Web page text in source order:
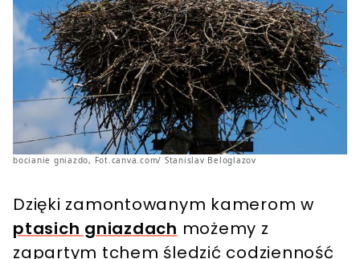
bocianie gniazdo, Fot.canva.com/ Stanislav Beloglazov
Dzięki zamontowanym kamerom w
ptasich gniazdach możemy z
zapartym tchem śledzić codzienność